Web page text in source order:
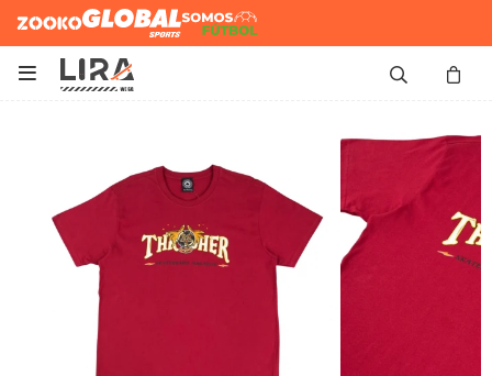
Zooko Global Sports
Somos
Futbol
